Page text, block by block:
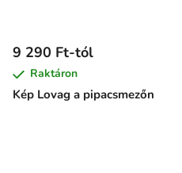
Kép Lovag a pipacsmezőn
9 290 Ft-tól
Raktáron